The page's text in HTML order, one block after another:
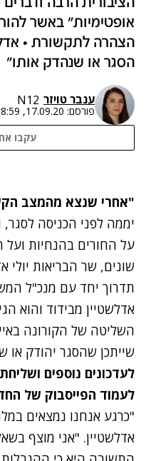
אופטימיות" באשר
הצהרה לתקשורת •
הסגר או שנהדק אותו"
ענבר טויזר N12
פורסם: 17.09.20, 08:59
עקבו
"אחרי שנצא מהמצב
יממה לפני הכניסה לסגר,
על החורים בהנחיות ועל
שונים, שר הבריאות יולי
תדרוך יחד עם מנכ"ל
אדלשטיין מבידוד והוא
השליטה של הקורונה
שייתכן שהסגר יהודק או
לעדכונים נוספים
לעמוד הפייסבוק של
"כרגע אנחנו נמצאים
אדלשטיין. "אני מוצף